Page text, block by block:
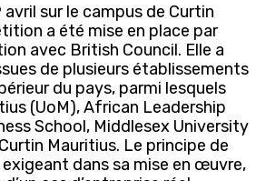
avril sur le campus de Curtin
a été mise en place par
avec British Council. Elle a
de plusieurs établissements
du pays, parmi lesquels
(UoM), African Leadership
School, Middlesex University
Mauritius. Le principe de
dans sa mise en œuvre,